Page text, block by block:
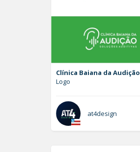
Clínica Baiana da Audição
Logo
at4design